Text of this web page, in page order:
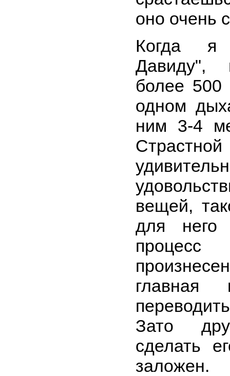
оно очень
Когда я
Давиду",
более 500
одном
ним 3-4
вещей,
для
процесс
Зато
сделать
заложен.